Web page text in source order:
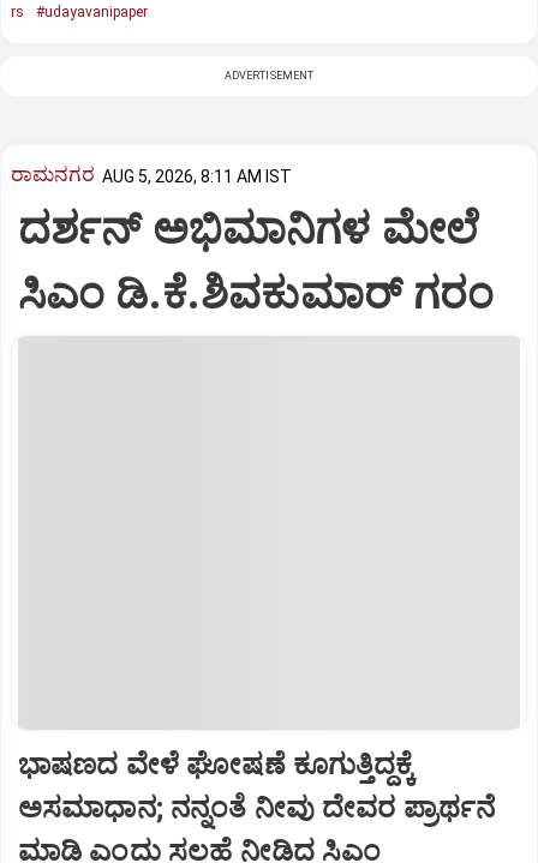
rs
#udayavanipaper
ADVERTISEMENT
ರಾಮನಗರ AUG 5, 2026, 8:11 AM IST
ದರ್ಶನ್ ಅಭಿಮಾನಿಗಳ ಮೇಲೆ
ಸಿಎಂ ಡಿ.ಕೆ.ಶಿವಕುಮಾರ್ ಗರಂ
ಭಾಷಣದ ವೇಳೆ ಘೋಷಣೆ ಕೂಗುತ್ತಿದ್ದಕ್ಕೆ
ಅಸಮಾಧಾನ; ನನ್ನಂತೆ ನೀವು ದೇವರ ಪ್ರಾರ್ಥನೆ
ಮಾಡಿ ಎಂದು ಸಲಹೆ ನೀಡಿದ ಸಿಎಂ